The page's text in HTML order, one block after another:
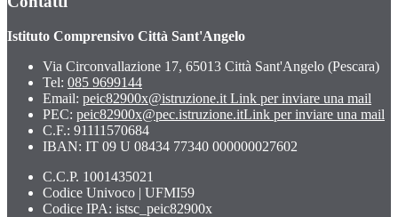
Istituto Comprensivo Città Sant'Angelo
Via Circonvallazione 17, 65013 Città Sant'Angelo (Pescara)
Tel: 085 9699144
Email: peic82900x@istruzione.it Link per inviare una mail
PEC: peic82900x@pec.istruzione.itLink per inviare una mail
C.F.: 91111570684
IBAN: IT 09 U 08434 77340 000000027602
C.C.P. 1001435021
Codice Univoco | UFMI59
Codice IPA: istsc_peic82900x